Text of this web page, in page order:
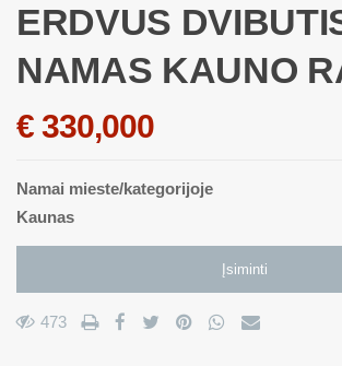
ERDVUS
NAMAS KAUNO
€ 330,000
Namai mieste/kategorijoje
Kaunas
Įsiminti
473